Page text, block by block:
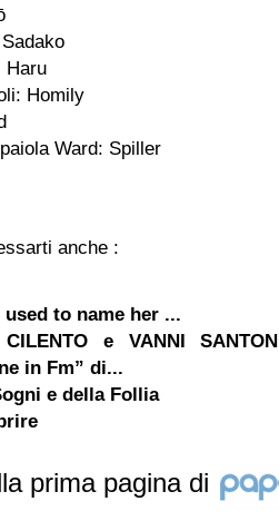
Haru
Homily
Ward: Spiller
anche :
to name her ...
CILENTO e VANNI
in Fm” di...
e della Follia
prima pagina di